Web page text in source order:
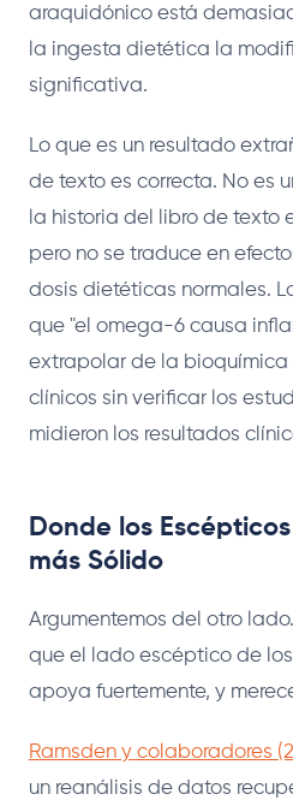
araquidónico está
la ingesta dietética la
significativa.
Lo que es un resultado
de texto es correcta. No es
la historia del libro de texto
pero no se traduce en
dosis dietéticas normales.
que "el omega-6 causa
extrapolar de la bioquímica
clínicos sin verificar los
midieron los resultados
Donde los
más Sólido
Argumentemos del otro
que el lado escéptico de
apoya fuertemente, y
Ramsden y colaboradores
un reanálisis de datos